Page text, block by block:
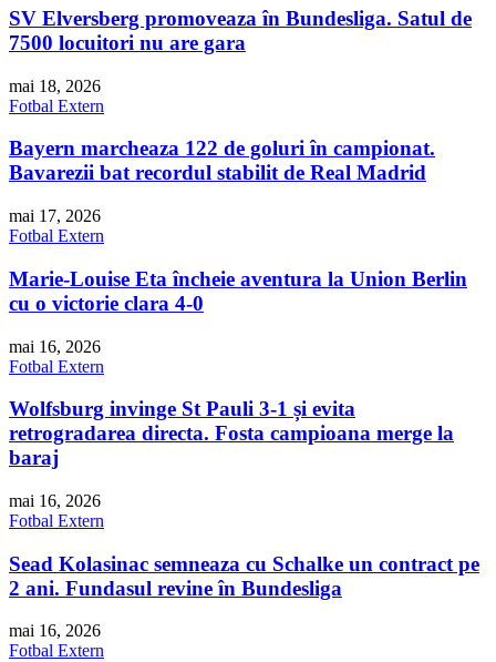
SV Elversberg promoveaza în Bundesliga. Satul de
7500 locuitori nu are gara
mai 18, 2026
Fotbal Extern
Bayern marcheaza 122 de goluri în campionat.
Bavarezii bat recordul stabilit de Real Madrid
mai 17, 2026
Fotbal Extern
Marie-Louise Eta încheie aventura la Union Berlin
cu o victorie clara 4-0
mai 16, 2026
Fotbal Extern
Wolfsburg invinge St Pauli 3-1 și evita
retrogradarea directa. Fosta campioana merge la
baraj
mai 16, 2026
Fotbal Extern
Sead Kolasinac semneaza cu Schalke un contract pe
2 ani. Fundasul revine în Bundesliga
mai 16, 2026
Fotbal Extern